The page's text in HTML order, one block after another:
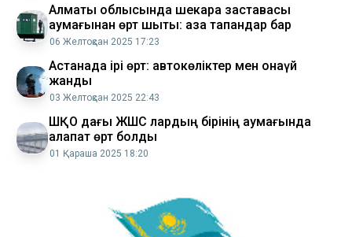
Алматы облысында шекара заставасы
аумағынан өрт шықты: қаза тапқандар бар
06 Желтоқсан 2025 17:23
Астанада ірі өрт: автокөліктер мен қонақүй
жанды
03 Желтоқсан 2025 22:43
ШҚО дағы ЖШС лардың бірінің аумағында
алапат өрт болды
01 Қараша 2025 18:20